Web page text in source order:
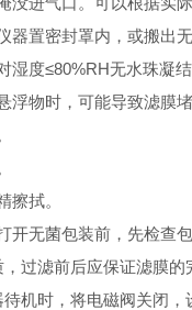
置密封罩内，或搬出
度≤80%RH无水珠凝
物时，可能导致滤膜
拭。
开无菌包装前，先检
过滤前后应保证滤膜的
机时，将电磁阀关闭，